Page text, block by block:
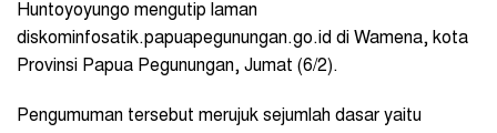
Huntoyoyungo mengutip laman
diskominfosatik.papuapegunungan.go.id di Wamena, kota
Provinsi Papua Pegunungan, Jumat (6/2).
Pengumuman tersebut merujuk sejumlah dasar yaitu